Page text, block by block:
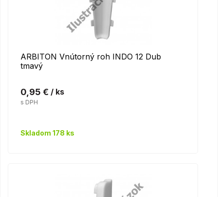
ARBITON Vnútorný roh INDO 12 Dub
tmavý
0,95 € / ks
s DPH
Skladom 178 ks